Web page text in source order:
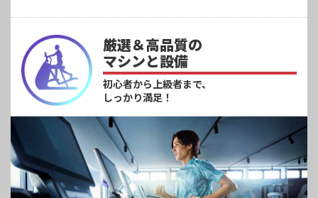
厳選＆高品質の
マシンと設備
初心者から上級者まで、
しっかり満足！